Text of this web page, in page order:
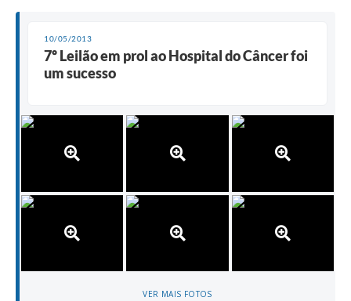
10/05/2013
7º Leilão em prol ao Hospital do Câncer foi
um sucesso
VER MAIS FOTOS